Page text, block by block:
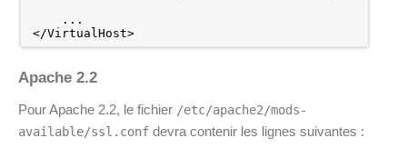
...
</VirtualHost>
Apache 2.2
Pour Apache 2.2, le fichier /etc/apache2/mods-
available/ssl.conf devra contenir les lignes suivantes :